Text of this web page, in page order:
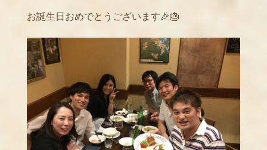
お誕生日おめでとうございます🎉🎂